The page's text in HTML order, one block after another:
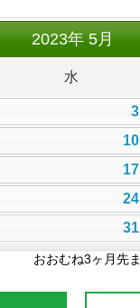
2023年5月
水
3
10
17
24
31
おおむね3ヶ月先